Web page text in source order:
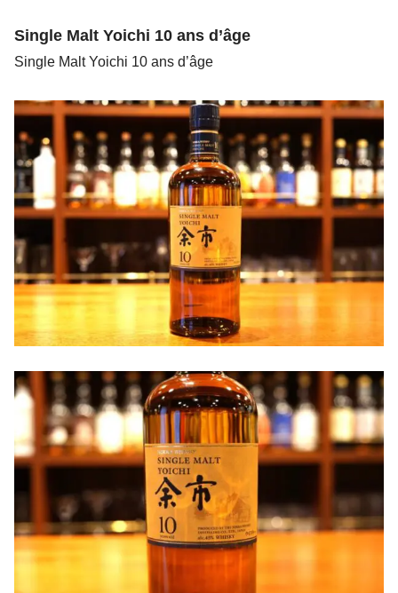
Single Malt Yoichi 10 ans d’âge
Single Malt Yoichi 10 ans d’âge